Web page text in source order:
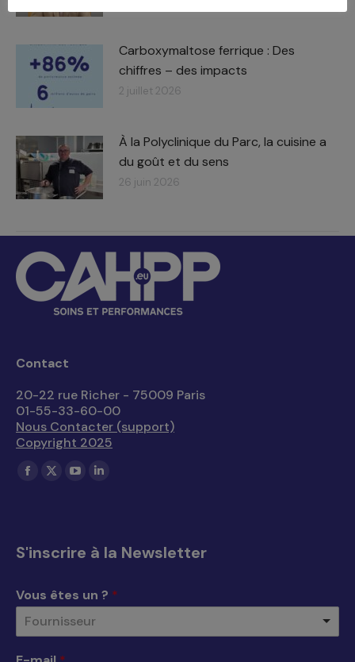
Carboxymaltose ferrique : Des
chiffres – des impacts​
2 juillet 2026
À la Polyclinique du Parc, la cuisine a
du goût et du sens
26 juin 2026
Contact
20-22 rue Richer - 75009 Paris
01-55-33-60-00
Nous Contacter (support)
Copyright 2025
Trouvez nous sur :
La
dans
nouvelle
fenêtre
La
dans
nouvelle
fenêtre
La
dans
nouvelle
fenêtre
La
dans
nouvelle
S'inscrire à la Newsletter
Vous êtes un ? *
Fournisseur